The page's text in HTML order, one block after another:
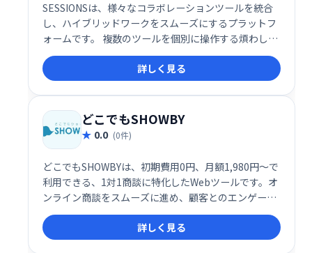
SESSIONSは、様々なコラボレーションツールを統合
し、ハイブリッドワークをスムーズにするプラットフ
ォームです。 複数のツールを個別に操作する煩わしさ
を解消し、1つの場所で全てのコミュニケーションを
管理できます。 効率的な情報共有と円滑なチームワー
クを実現し、生産性の向上に貢献します。
詳しく見る
どこでもSHOWBY
0.0 (0件)
どこでもSHOWBYは、初期費用0円、月額1,980円～で
利用できる、1対1商談に特化したWebツールです。オ
ンライン商談をスムーズに進め、顧客とのエンゲージ
メントを高めます。手軽に導入でき、効率的な営業活
動を実現します。
詳しく見る